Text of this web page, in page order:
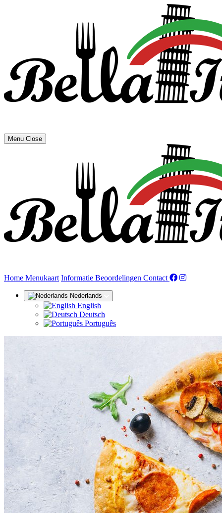
Menu Close
Home (huidige)
Menukaart Informatie Beoordelingen Contact
Nederlands
English
Deutsch
Português